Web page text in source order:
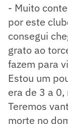
- Muito
por este
consegui
grato ao
fazem para
Estou um
era de 3 a
Teremos
morte no